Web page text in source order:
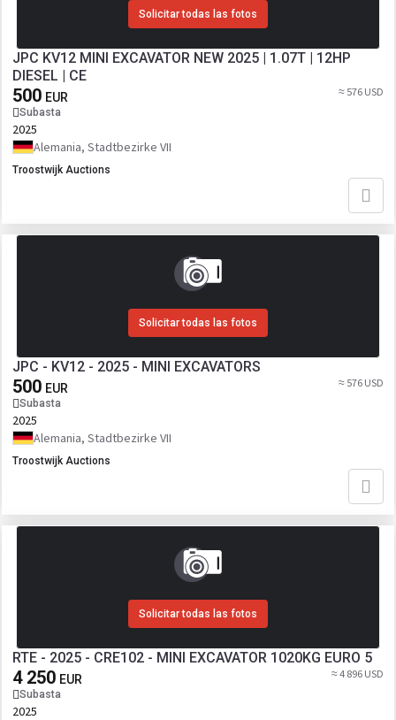
Solicitar todas las fotos
JPC KV12 MINI EXCAVATOR NEW 2025 | 1.07T | 12HP
DIESEL | CE
500 EUR
Subasta
≈ 576 USD
2025
Alemania, Stadtbezirke VII
Troostwijk Auctions
Solicitar todas las fotos
JPC - KV12 - 2025 - MINI EXCAVATORS
500 EUR
Subasta
≈ 576 USD
2025
Alemania, Stadtbezirke VII
Troostwijk Auctions
Solicitar todas las fotos
RTE - 2025 - CRE102 - MINI EXCAVATOR 1020KG EURO 5
4 250 EUR
Subasta
≈ 4 896 USD
2025